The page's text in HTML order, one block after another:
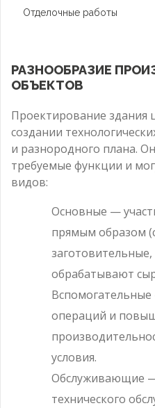
Отделочные работы
РАЗНООБРАЗИЕ
ОБЪЕКТОВ
Проектирование здания
создании
и разнородного плана.
требуемые функции и
видов:
Основные —
прямым образом
обрабатывают
операций и
условия.
Обслуживающие
технического